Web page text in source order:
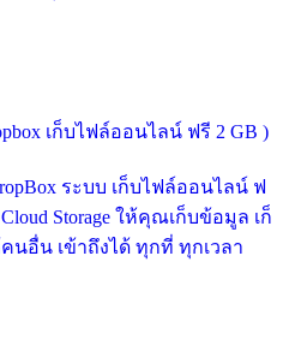
เก็บไฟล์ออนไลน์ ฟรี 2 GB )
ระบบ เก็บไฟล์ออนไลน์ ฟ
Storage ให้คุณเก็บข้อมูล เก็
นอื่น เข้าถึงได้ ทุกที่ ทุกเวลา